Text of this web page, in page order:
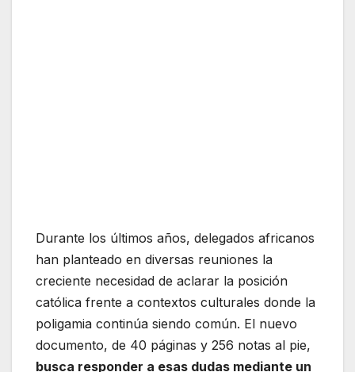
Durante los últimos años, delegados africanos
han planteado en diversas reuniones la
creciente necesidad de aclarar la posición
católica frente a contextos culturales donde la
poligamia continúa siendo común. El nuevo
documento, de 40 páginas y 256 notas al pie,
busca responder a esas dudas mediante un